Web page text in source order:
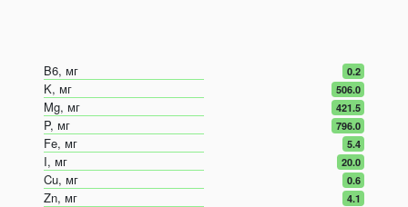
B6, мг 0.2
K, мг 506.0
Mg, мг 421.5
P, мг 796.0
Fe, мг 5.4
I, мг 20.0
Cu, мг 0.6
Zn, мг 4.1